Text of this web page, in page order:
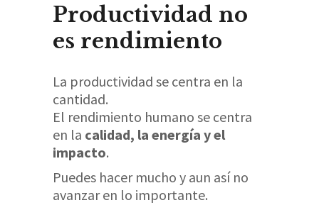
Productividad no
es rendimiento
La productividad se centra en la
cantidad.
El rendimiento humano se centra
en la calidad, la energía y el
impacto.
Puedes hacer mucho y aun así no
avanzar en lo importante.